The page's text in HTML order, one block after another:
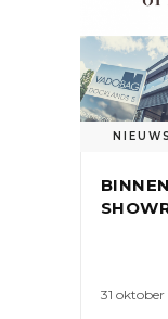
NIEUWS
31 oktober